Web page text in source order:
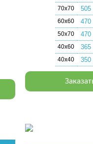
70х70 505
60х60 470
50х70 470
40х60 365
40х40 350